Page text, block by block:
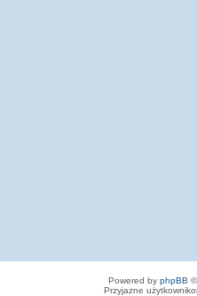
Powered by phpBB
Przyjazne